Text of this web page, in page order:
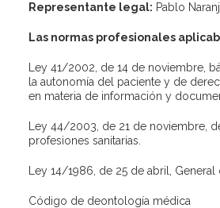
Representante legal: Pablo
Las normas profesionales
Ley 41/2002, de 14 de noviembre,
la autonomía del paciente y de
en materia de información y
Ley 44/2003, de 21 de noviembre,
profesiones sanitarias.
Ley 14/1986, de 25 de abril, General
Código de deontología médica